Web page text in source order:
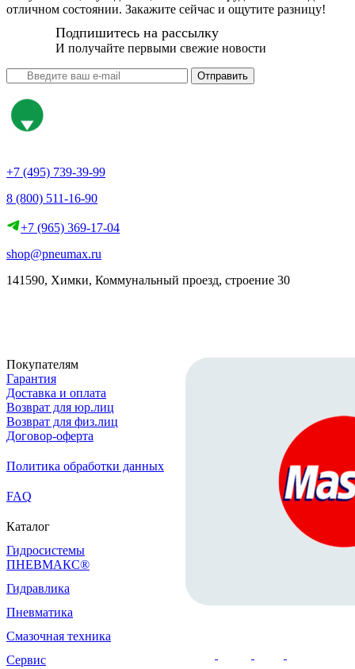
отличном состоянии. Закажите сейчас и ощутите разницу!
Подпишитесь на рассылку
И получайте первыми свежие новости
Отправить
+7 (495) 739-39-99
8 (800) 511-16-90
+7 (965) 369-17-04
shop@pneumax.ru
141590, Химки, Коммунальный проезд, строение 30
Покупателям
Гарантия
Доставка и оплата
Возврат для юр.лиц
Возврат для физ.лиц
Договор-оферта
Политика обработки данных
FAQ
Каталог
Гидросистемы
ПНЕВМАКС®
Гидравлика
Пневматика
Смазочная техника
Сервис